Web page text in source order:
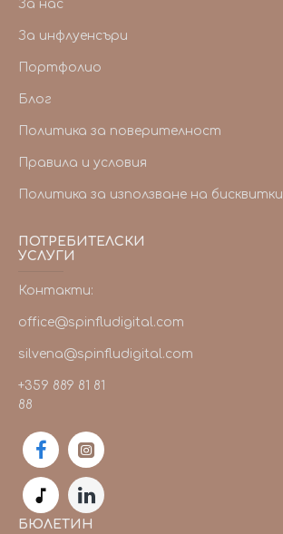
За нас
За инфлуенсъри
Портфолио
Блог
Политика за поверителност
Правила и условия
Политика за използване на бисквитки
ПОТРЕБИТЕЛСКИ
УСЛУГИ
Контакти:
office@spinfludigital.com
silvena@spinfludigital.com
+359 889 81 81
88
БЮЛЕТИН